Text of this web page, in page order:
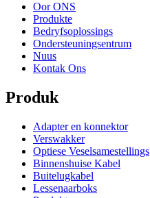
Oor ONS
Produkte
Bedryfsoplossings
Ondersteuningsentrum
Nuus
Kontak Ons
Produk
Adapter en konnektor
Verswakker
Optiese Veselsamestellings
Binnenshuise Kabel
Buitelugkabel
Lessenaarboks